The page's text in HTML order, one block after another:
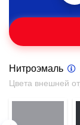
Нитроэмаль
Цвета внешней